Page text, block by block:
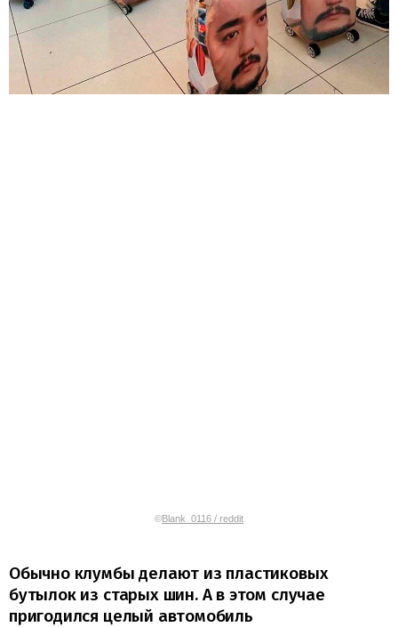
©Blank_0116 / reddit
Обычно клумбы делают из пластиковых
бутылок из старых шин. А в этом случае
пригодился целый автомобиль